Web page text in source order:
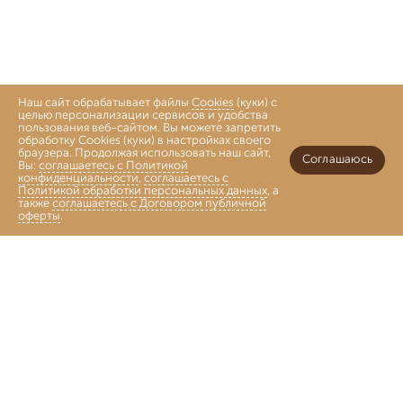
Главная
Наш сайт обрабатывает файлы Cookies (куки) с
целью персонализации сервисов и удобства
пользования веб-сайтом. Вы можете запретить
обработку Cookies (куки) в настройках своего
браузера. Продолжая использовать наш сайт,
Вы: соглашаетесь с Политикой
конфиденциальности, соглашаетесь с
Политикой обработки персональных данных, а
также соглашаетесь с Договором публичной
оферты.
Соглашаюсь